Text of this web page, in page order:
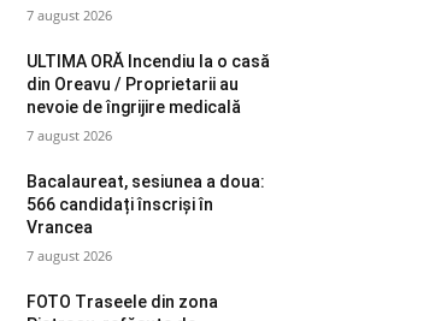
7 august 2026
ULTIMA ORĂ Incendiu la o casă
din Oreavu / Proprietarii au
nevoie de îngrijire medicală
7 august 2026
Bacalaureat, sesiunea a doua:
566 candidați înscriși în
Vrancea
7 august 2026
FOTO Traseele din zona